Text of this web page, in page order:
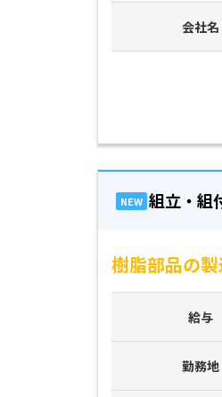
会社名
NEW 組立・組
樹脂部品の
給与
勤務地